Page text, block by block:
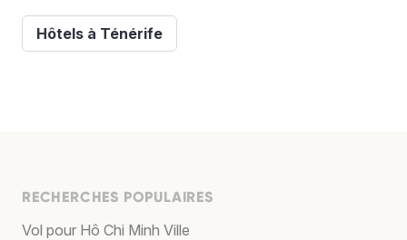
Hôtels à Ténérife
RECHERCHES POPULAIRES
Vol pour Hô Chi Minh Ville